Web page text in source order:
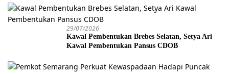
29/07/2026
Kawal Pembentukan Brebes Selatan, Setya Ari
Kawal Pembentukan Pansus CDOB